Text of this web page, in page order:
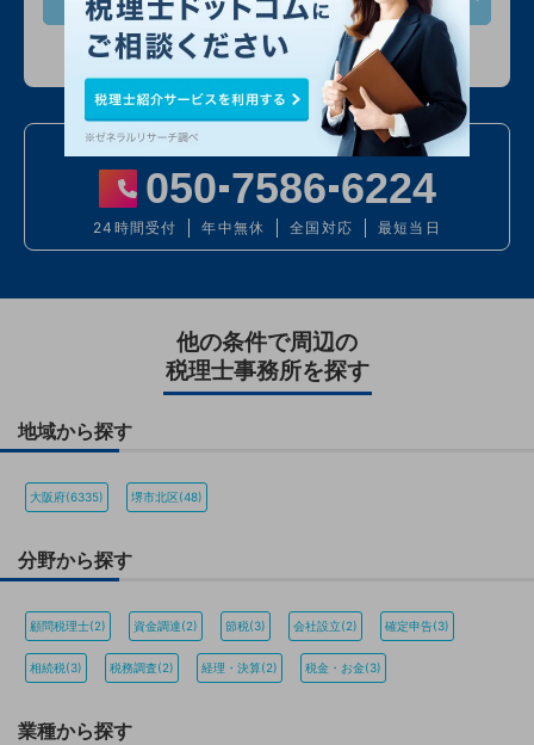
入力情報は公開されません
お電話での問い合わせ
050 7586 6224
24時間受付 年中無休 全国対応 最短当日
他の条件で周辺の
税理士事務所を探す
地域から探す
大阪府(6335) 堺市北区(48)
分野から探す
顧問税理士(2) 資金調達(2) 節税(3) 会社設立(2) 確定申告(3)
相続税(3) 税務調査(2) 経理・決算(2) 税金・お金(3)
業種から探す